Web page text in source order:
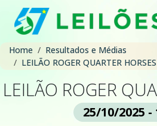
Home
Resultados e Médias
LEILÃO ROGER QUARTER HORSES
LEILÃO ROGER
25/10/2025 -